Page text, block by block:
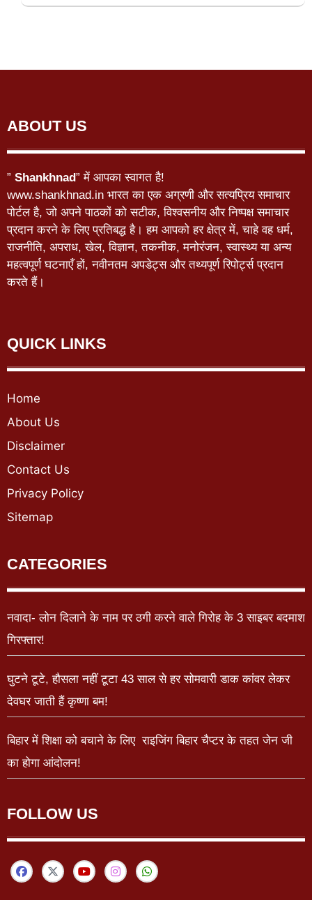
ABOUT US
” Shankhnad” में आपका स्वागत है!
www.shankhnad.in भारत का एक अग्रणी और सत्यप्रिय समाचार
पोर्टल है, जो अपने पाठकों को सटीक, विश्वसनीय और निष्पक्ष समाचार
प्रदान करने के लिए प्रतिबद्ध है। हम आपको हर क्षेत्र में, चाहे वह धर्म,
राजनीति, अपराध, खेल, विज्ञान, तकनीक, मनोरंजन, स्वास्थ्य या अन्य
महत्वपूर्ण घटनाएँ हों, नवीनतम अपडेट्स और तथ्यपूर्ण रिपोर्ट्स प्रदान
करते हैं।
QUICK LINKS
Home
About Us
Disclaimer
Contact Us
Privacy Policy
Sitemap
CATEGORIES
नवादा- लोन दिलाने के नाम पर ठगी करने वाले गिरोह के 3 साइबर बदमाश
गिरफ्तार!
घुटने टूटे, हौसला नहीं टूटा 43 साल से हर सोमवारी डाक कांवर लेकर
देवघर जाती हैं कृष्णा बम!
बिहार में शिक्षा को बचाने के लिए राइजिंग बिहार चैप्टर के तहत जेन जी
का होगा आंदोलन!
FOLLOW US